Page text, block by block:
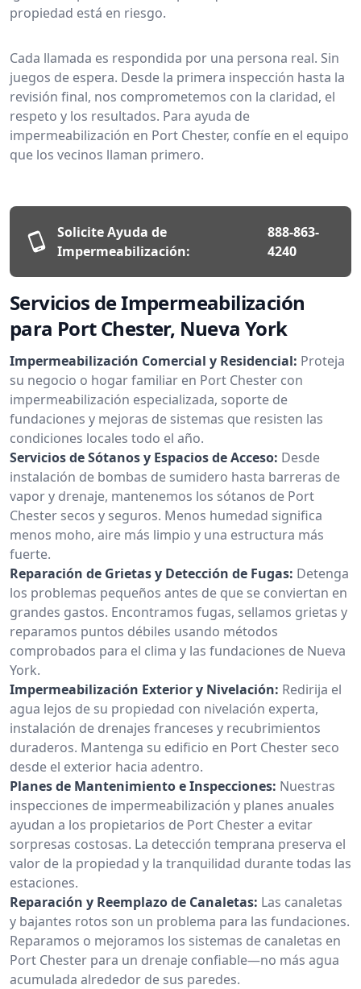
propiedad está en riesgo.
Cada llamada es respondida por una persona real. Sin
juegos de espera. Desde la primera inspección hasta la
revisión final, nos comprometemos con la claridad, el
respeto y los resultados. Para ayuda de
impermeabilización en Port Chester, confíe en el equipo
que los vecinos llaman primero.
Solicite Ayuda de
Impermeabilización:
888-863-
4240
Servicios de Impermeabilización
para Port Chester, Nueva York
Impermeabilización Comercial y Residencial: Proteja
su negocio o hogar familiar en Port Chester con
impermeabilización especializada, soporte de
fundaciones y mejoras de sistemas que resisten las
condiciones locales todo el año.
Servicios de Sótanos y Espacios de Acceso: Desde
instalación de bombas de sumidero hasta barreras de
vapor y drenaje, mantenemos los sótanos de Port
Chester secos y seguros. Menos humedad significa
menos moho, aire más limpio y una estructura más
fuerte.
Reparación de Grietas y Detección de Fugas: Detenga
los problemas pequeños antes de que se conviertan en
grandes gastos. Encontramos fugas, sellamos grietas y
reparamos puntos débiles usando métodos
comprobados para el clima y las fundaciones de Nueva
York.
Impermeabilización Exterior y Nivelación: Redirija el
agua lejos de su propiedad con nivelación experta,
instalación de drenajes franceses y recubrimientos
duraderos. Mantenga su edificio en Port Chester seco
desde el exterior hacia adentro.
Planes de Mantenimiento e Inspecciones: Nuestras
inspecciones de impermeabilización y planes anuales
ayudan a los propietarios de Port Chester a evitar
sorpresas costosas. La detección temprana preserva el
valor de la propiedad y la tranquilidad durante todas las
estaciones.
Reparación y Reemplazo de Canaletas: Las canaletas
y bajantes rotos son un problema para las fundaciones.
Reparamos o mejoramos los sistemas de canaletas en
Port Chester para un drenaje confiable—no más agua
acumulada alrededor de sus paredes.